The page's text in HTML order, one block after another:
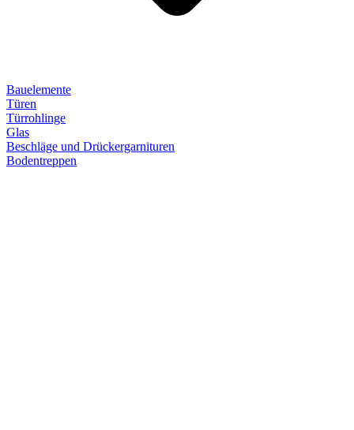
Bauelemente
Türen
Türrohlinge
Glas
Beschläge und Drückergarnituren
Bodentreppen